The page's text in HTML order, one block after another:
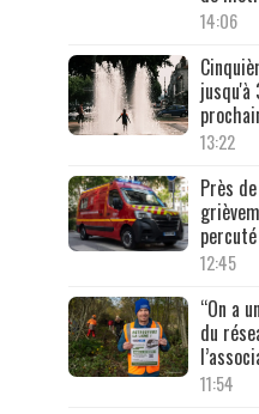
14:06
jusqu'à
13:22
Près
12:45
“On a
du
11:54